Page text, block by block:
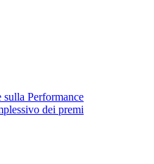
sulla Performance
dei premi